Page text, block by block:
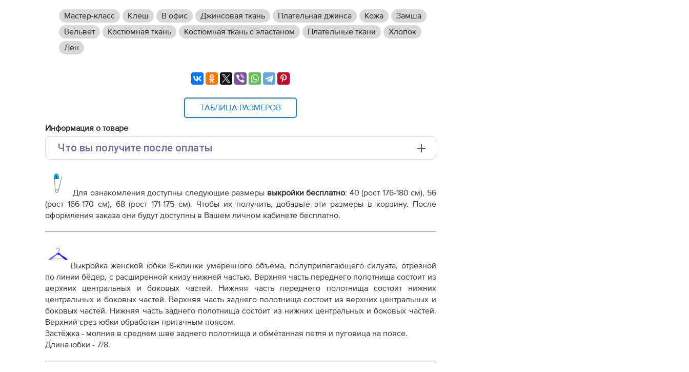
Мастер-класс Клеш В офис Джинсовая ткань Плательная джинса Кожа
Замша
Вельвет
Костюмная ткань Костюмная ткань с эластаном Плательные ткани
Хлопок
Лен
ТАБЛИЦА РАЗМЕРОВ
Информация о товаре
Что вы получите после оплаты
Выкройка PDF для печати на принтере A4 или плоттере A0 с шириной печати 810мм в зависимости
от выбора формата
Инструкция-юбка-Лучия125.pdf
Дополнительные файлы:
Терминология машинных работ
Терминология ВТО
Дополнение к технологии пошива
Как распечатывать выкройки
Как скорректировать готовую выкройку по росту
Для ознакомления доступны следующие размеры выкройки бесплатно: 40 (рост 176-180 см), 56
(рост 166-170 см), 68 (рост 171-175 см). Чтобы их получить, добавьте эти размеры в корзину. После
оформления заказа они будут доступны в Вашем личном кабинете бесплатно.
Выкройка женской юбки 8-клинки умеренного объёма, полуприлегающего силуэта, отрезной
по линии бёдер, с расширенной книзу нижней частью. Верхняя часть переднего полотнища состоит из
верхних центральных и боковых частей.
Нижняя часть переднего полотнища состоит нижних
центральных и боковых частей. Верхняя часть заднего полотнища состоит из верхних центральных и
боковых частей. Нижняя часть заднего полотнища состоит из нижних центральных и боковых частей.
Верхний срез юбки обработан притачным поясом.
Застёжка - молния в среднем шве заднего полотнища и обмётанная петля и пуговица на поясе.
Длина юбки - 7/8.